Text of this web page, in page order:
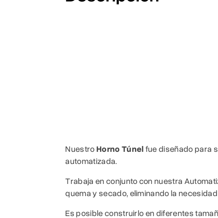
NuestroHorno Túnelfue diseñado para
automatizada.
Trabaja en conjunto con nuestra
quema y secado, eliminando la
Es posible construirlo en diferentes